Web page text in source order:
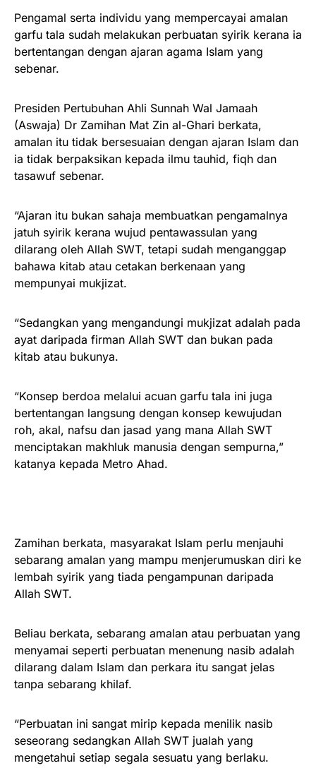
Pengamal serta individu yang mempercayai amalan
garfu tala sudah melakukan perbuatan syirik kerana ia
bertentangan dengan ajaran agama Islam yang
sebenar.
Presiden Pertubuhan Ahli Sunnah Wal Jamaah
(Aswaja) Dr Zamihan Mat Zin al-Ghari berkata,
amalan itu tidak bersesuaian dengan ajaran Islam dan
ia tidak berpaksikan kepada ilmu tauhid, fiqh dan
tasawuf sebenar.
“Ajaran itu bukan sahaja membuatkan pengamalnya
jatuh syirik kerana wujud pentawassulan yang
dilarang oleh Allah SWT, tetapi sudah menganggap
bahawa kitab atau cetakan berkenaan yang
mempunyai mukjizat.
“Sedangkan yang mengandungi mukjizat adalah pada
ayat daripada firman Allah SWT dan bukan pada
kitab atau bukunya.
“Konsep berdoa melalui acuan garfu tala ini juga
bertentangan langsung dengan konsep kewujudan
roh, akal, nafsu dan jasad yang mana Allah SWT
menciptakan makhluk manusia dengan sempurna,”
katanya kepada Metro Ahad.
Zamihan berkata, masyarakat Islam perlu menjauhi
sebarang amalan yang mampu menjerumuskan diri ke
lembah syirik yang tiada pengampunan daripada
Allah SWT.
Beliau berkata, sebarang amalan atau perbuatan yang
menyamai seperti perbuatan menenung nasib adalah
dilarang dalam Islam dan perkara itu sangat jelas
tanpa sebarang khilaf.
“Perbuatan ini sangat mirip kepada menilik nasib
seseorang sedangkan Allah SWT jualah yang
mengetahui setiap segala sesuatu yang berlaku.